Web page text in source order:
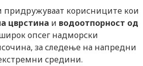
придружуваат корисниците кои
цврстина и водоотпорност од
опсег надморски
за следење на напредни
средини.